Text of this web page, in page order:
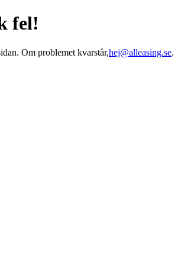
fel!
Om problemet kvarstår,hej@alleasing.se.